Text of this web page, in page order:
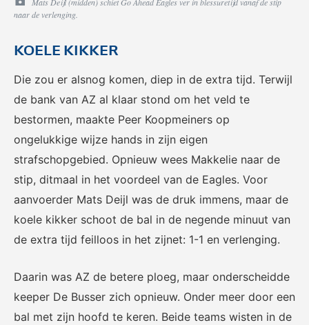
naar de verlenging.
KOELE KIKKER
Die zou er alsnog komen, diep in de extra tijd. Terwijl
de bank van AZ al klaar stond om het veld te
bestormen, maakte Peer Koopmeiners op
ongelukkige wijze hands in zijn eigen
strafschopgebied. Opnieuw wees Makkelie naar de
stip, ditmaal in het voordeel van de Eagles. Voor
aanvoerder Mats Deijl was de druk immens, maar de
koele kikker schoot de bal in de negende minuut van
de extra tijd feilloos in het zijnet: 1-1 en verlenging.
Daarin was AZ de betere ploeg, maar onderscheidde
keeper De Busser zich opnieuw. Onder meer door een
bal met zijn hoofd te keren. Beide teams wisten in de